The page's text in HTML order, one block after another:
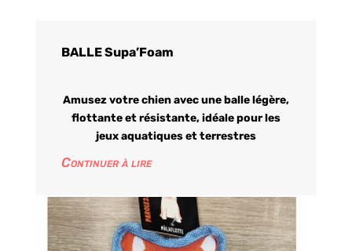
BALLE Supa’Foam
Amusez votre chien avec une balle légère,
flottante et résistante, idéale pour les
jeux aquatiques et terrestres
Continuer à lire